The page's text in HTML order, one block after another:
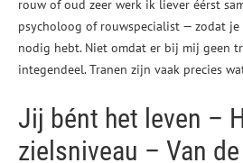
rouw of oud zeer werk ik liever éérst
psycholoog of rouwspecialist — zodat
nodig hebt. Niet omdat er bij mij geen
integendeel. Tranen zijn vaak precies
Jij bént het leven –
zielsniveau – Van